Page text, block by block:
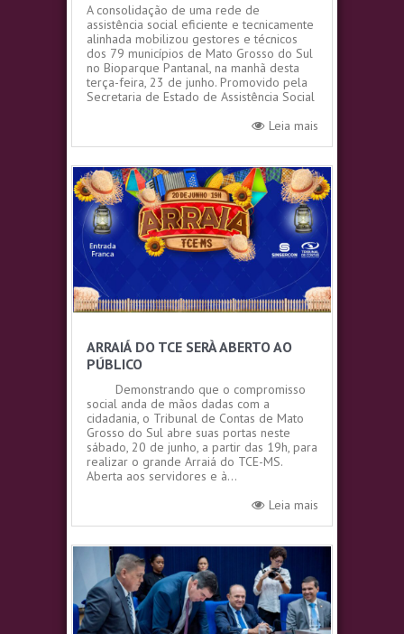
A consolidação de uma rede de
assistência social eficiente e tecnicamente
alinhada mobilizou gestores e técnicos
dos 79 municípios de Mato Grosso do Sul
no Bioparque Pantanal, na manhã desta
terça-feira, 23 de junho. Promovido pela
Secretaria de Estado de Assistência Social
Leia mais
ARRAIÁ DO TCE SERÀ ABERTO AO
PÚBLICO
Demonstrando que o compromisso
social anda de mãos dadas com a
cidadania, o Tribunal de Contas de Mato
Grosso do Sul abre suas portas neste
sábado, 20 de junho, a partir das 19h, para
realizar o grande Arraiá do TCE-MS.
Aberta aos servidores e à...
Leia mais